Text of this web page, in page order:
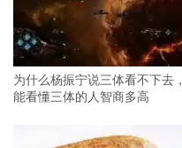
为什么杨振宁说三体看不下去，
能看懂三体的人智商多高